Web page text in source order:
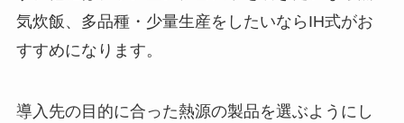
気炊飯、多品種・少量生産をしたいならIH式がお
すすめになります。
導入先の目的に合った熱源の製品を選ぶようにし